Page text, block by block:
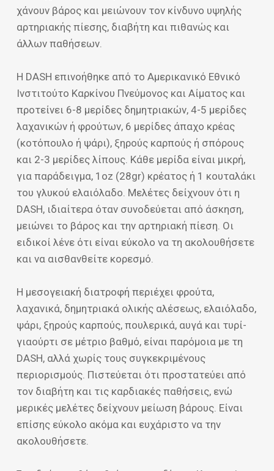
χάνουν βάρος και μειώνουν τον κίνδυνο υψηλής
αρτηριακής πίεσης, διαβήτη και πιθανώς και
άλλων παθήσεων.
Η DASH επινοήθηκε από το Αμερικανικό Εθνικό
Ινστιτούτο Καρκίνου Πνεύμονος και Αίματος και
προτείνει 6-8 μερίδες δημητριακών, 4-5 μερίδες
λαχανικών ή φρούτων, 6 μερίδες άπαχο κρέας
(κοτόπουλο ή ψάρι), ξηρούς καρπούς ή σπόρους
και 2-3 μερίδες λίπους. Κάθε μερίδα είναι μικρή,
για παράδειγμα, 1oz (28gr) κρέατος ή 1 κουταλάκι
του γλυκού ελαιόλαδο. Μελέτες δείχνουν ότι η
DASH, ιδιαίτερα όταν συνοδεύεται από άσκηση,
μειώνει το βάρος και την αρτηριακή πίεση. Οι
ειδικοί λένε ότι είναι εύκολο να τη ακολουθήσετε
και να αισθανθείτε κορεσμό.
Η μεσογειακή διατροφή περιέχει φρούτα,
λαχανικά, δημητριακά ολικής αλέσεως, ελαιόλαδο,
ψάρι, ξηρούς καρπούς, πουλερικά, αυγά και τυρί-
γιαούρτι σε μέτριο βαθμό, είναι παρόμοια με τη
DASH, αλλά χωρίς τους συγκεκριμένους
περιορισμούς. Πιστεύεται ότι προστατεύει από
τον διαβήτη και τις καρδιακές παθήσεις, ενώ
μερικές μελέτες δείχνουν μείωση βάρους. Είναι
επίσης εύκολο ακόμα και ευχάριστο να την
ακολουθήσετε.